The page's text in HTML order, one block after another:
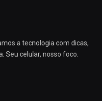
a tecnologia com dicas,
Seu celular, nosso foco.